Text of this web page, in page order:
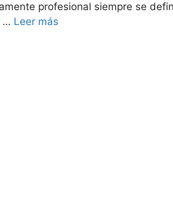
profesional siempre se
… Leer más